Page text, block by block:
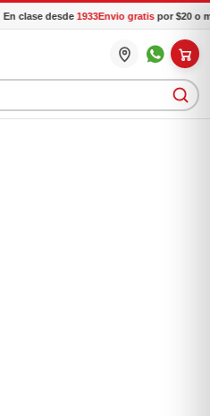
En clase desde1933Envio gratispor $20 o